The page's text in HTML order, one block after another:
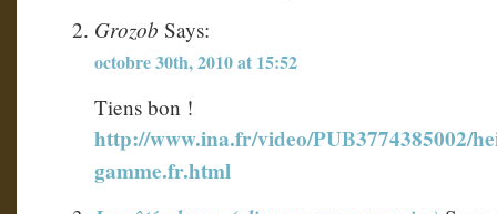
Grozob Says:
octobre 30th, 2010 at 15:52
Tiens bon !
http://www.ina.fr/video/PUB3774385002/
gamme.fr.html